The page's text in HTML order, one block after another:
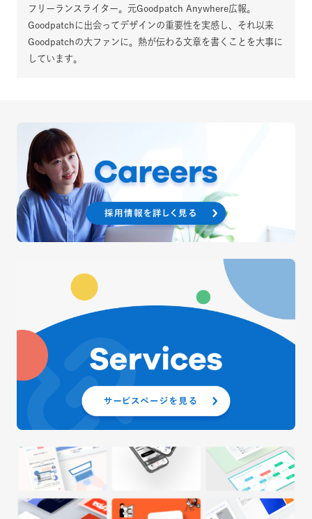
フリーランスライター。元Goodpatch Anywhere広報。
Goodpatchに出会ってデザインの重要性を実感し、それ以来
Goodpatchの大ファンに。熱が伝わる文章を書くことを大事に
しています。